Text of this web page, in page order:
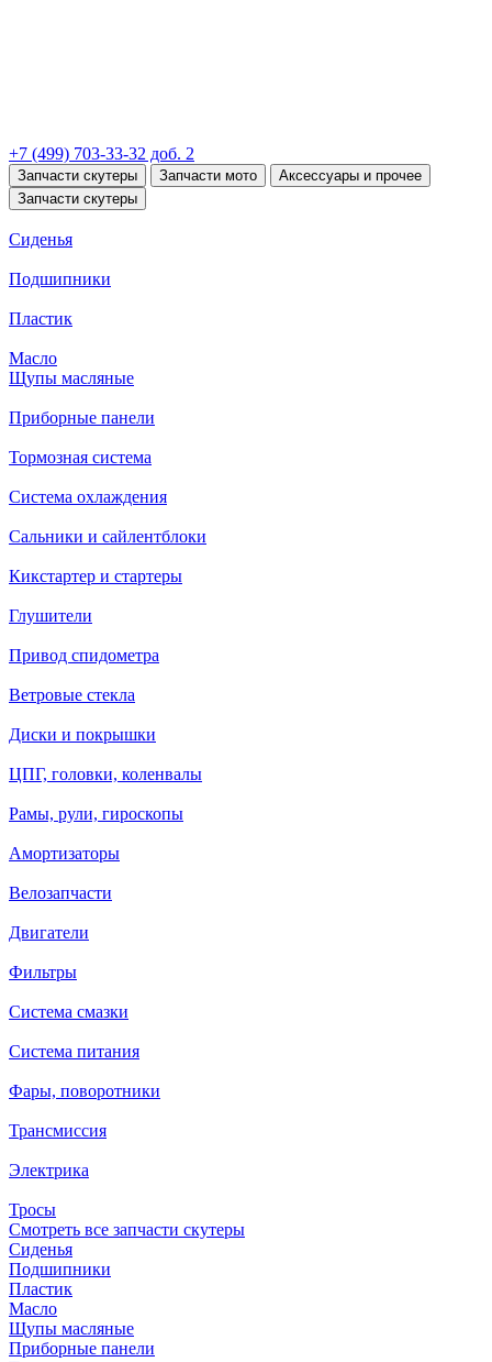
+7 (499) 703-33-32 доб. 2
Запчасти скутеры Запчасти мото
Аксессуары и прочее
Запчасти скутеры
Сиденья
Подшипники
Пластик
Масло
Щупы масляные
Приборные панели
Тормозная система
Система охлаждения
Сальники и сайлентблоки
Кикстартер и стартеры
Глушители
Привод спидометра
Ветровые стекла
Диски и покрышки
ЦПГ, головки, коленвалы
Рамы, рули, гироскопы
Амортизаторы
Велозапчасти
Двигатели
Фильтры
Система смазки
Система питания
Фары, поворотники
Трансмиссия
Электрика
Тросы
Смотреть все запчасти скутеры
Сиденья
Подшипники
Пластик
Масло
Щупы масляные
Приборные панели